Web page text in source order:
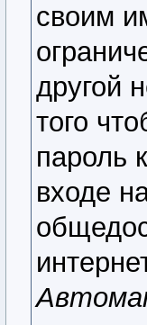
своим
другой
того
пароль
входе